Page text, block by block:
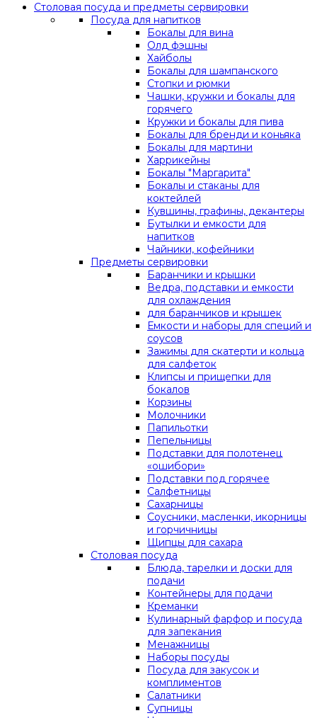
Столовая посуда и предметы сервировки
Посуда для напитков
Бокалы для вина
Олд фэшны
Хайболы
Бокалы для шампанского
Стопки и рюмки
Чашки, кружки и бокалы для
горячего
Кружки и бокалы для пива
Бокалы для бренди и коньяка
Бокалы для мартини
Харрикейны
Бокалы "Маргарита"
Бокалы и стаканы для
коктейлей
Кувшины, графины, декантеры
Бутылки и емкости для
напитков
Чайники, кофейники
Предметы сервировки
Баранчики и крышки
Ведра, подставки и емкости
для охлаждения
для баранчиков и крышек
Емкости и наборы для специй и
соусов
Зажимы для скатерти и кольца
для салфеток
Клипсы и прищепки для
бокалов
Корзины
Молочники
Папильотки
Пепельницы
Подставки для полотенец
«ошибори»
Подставки под горячее
Салфетницы
Сахарницы
Соусники, масленки, икорницы
и горчичницы
Щипцы для сахара
Столовая посуда
Блюда, тарелки и доски для
подачи
Контейнеры для подачи
Креманки
Кулинарный фарфор и посуда
для запекания
Менажницы
Наборы посуды
Посуда для закусок и
комплиментов
Салатники
Супницы